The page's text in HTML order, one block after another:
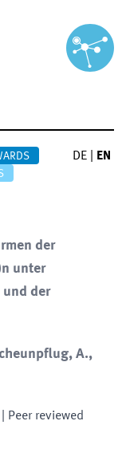
DE EN
der
unter
und der
A.,
| Peer reviewed